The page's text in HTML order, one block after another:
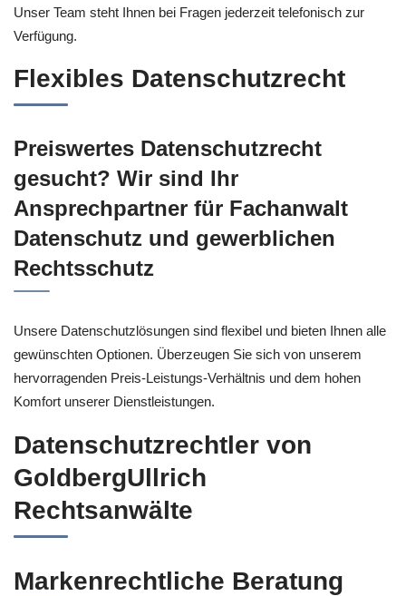
Unser Team steht Ihnen bei Fragen jederzeit telefonisch zur
Verfügung.
Flexibles Datenschutzrecht
Preiswertes Datenschutzrecht
gesucht? Wir sind Ihr
Ansprechpartner für Fachanwalt
Datenschutz und gewerblichen
Rechtsschutz
Unsere Datenschutzlösungen sind flexibel und bieten Ihnen alle
gewünschten Optionen. Überzeugen Sie sich von unserem
hervorragenden Preis-Leistungs-Verhältnis und dem hohen
Komfort unserer Dienstleistungen.
Datenschutzrechtler von
GoldbergUllrich
Rechtsanwälte
Markenrechtliche Beratung